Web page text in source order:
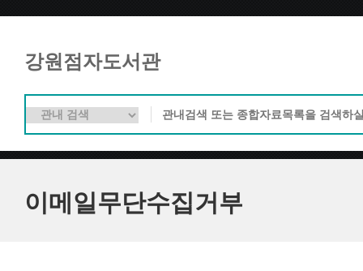
강원점자도서관
이메일무단수집거부